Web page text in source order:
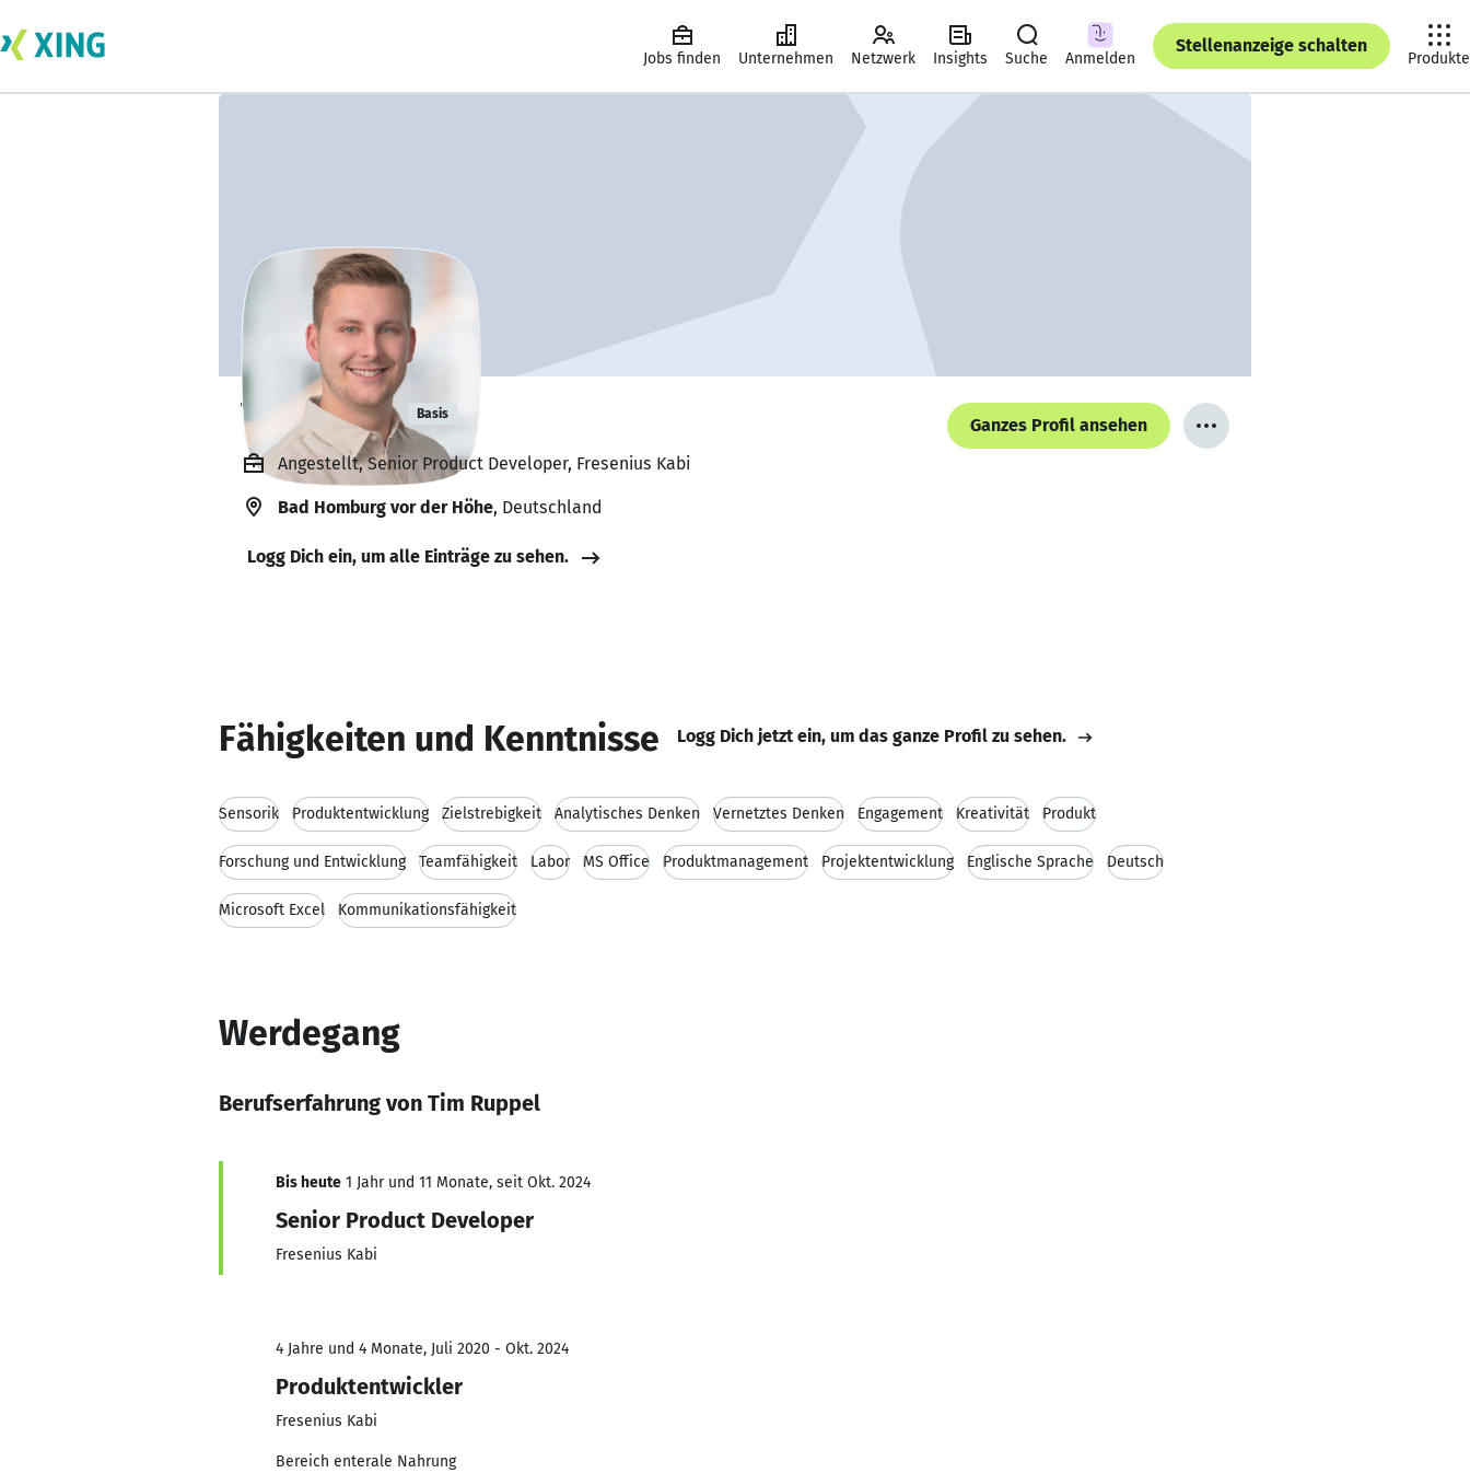
Jobs finden Unternehmen Netzwerk Insights Suche Anmelden
Stellenanzeige schalten
Produkte
Tim Ruppel Basis
Ganzes Profil ansehen
Angestellt, Senior Product Developer, Fresenius Kabi
Bad Homburg vor der Höhe, Deutschland
Logg Dich ein, um alle Einträge zu sehen.
Fähigkeiten und Kenntnisse Logg Dich jetzt ein, um das ganze Profil zu sehen.
Sensorik Produktentwicklung Zielstrebigkeit Analytisches Denken Vernetztes Denken Engagement Kreativität Produkt
Forschung und Entwicklung Teamfähigkeit Labor MS Office Produktmanagement Projektentwicklung Englische Sprache Deutsch
Microsoft Excel Kommunikationsfähigkeit
Werdegang
Berufserfahrung von Tim Ruppel
Bis heute 1 Jahr und 11 Monate, seit Okt. 2024
Senior Product Developer
Fresenius Kabi
4 Jahre und 4 Monate, Juli 2020 - Okt. 2024
Produktentwickler
Fresenius Kabi
Bereich enterale Nahrung